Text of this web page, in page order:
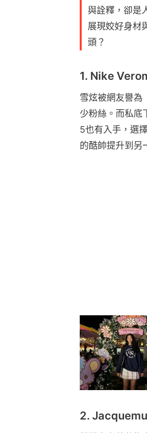
與詮釋，卻是
展現姣好身材
頭？
1. Nike
雪炫被網友譽為
少粉絲。而私底
5也有入手，選
的酷帥提升到另
2.